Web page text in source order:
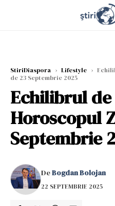
StiriDiaspora › Lifestyle ›
de 23 Septembrie 2025
Echilibrul
Horoscopul
Septembrie
DeBogdan Bolojan
22 SEPTEMBRIE 2025